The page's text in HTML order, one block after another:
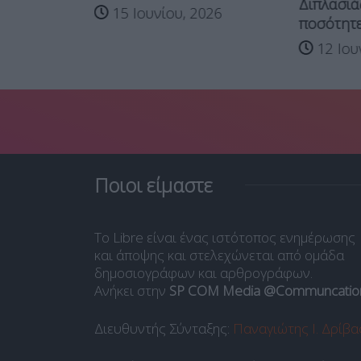
15 Ιουνίου, 2026
12
Ποιοι είμαστε
Το Libre είναι ένας ιστότοπος ενημέρωσης
και άποψης και στελεχώνεται από ομάδα
δημοσιογράφων και αρθρογράφων.
Ανήκει στην SP COM Media
Διευθυντής Σύνταξης: Παναγιώτης Ι.